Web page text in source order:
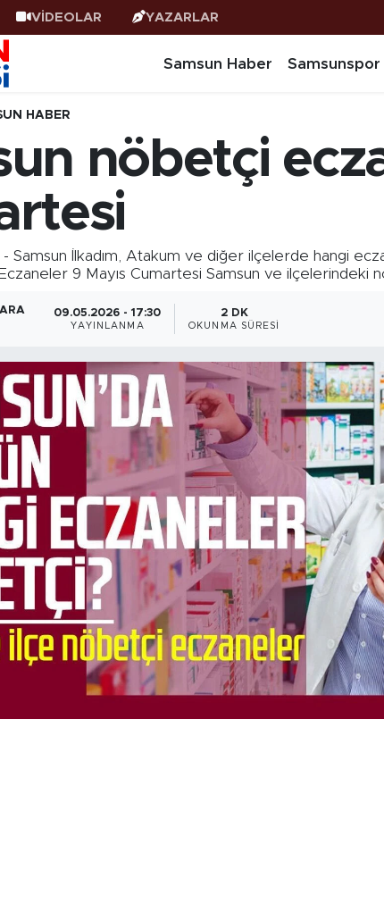
VİDEOLAR YAZARLAR
Samsun Haber Samsunspor
HABER
nöbetçi
- Samsun İlkadım, Atakum ve diğer ilçelerde hangi
9 Mayıs Cumartesi Samsun ve ilçelerindeki
09.05.2026 - 17:30
YAYINLANMA
2 DK
OKUNMA SÜRESI
Fikstür